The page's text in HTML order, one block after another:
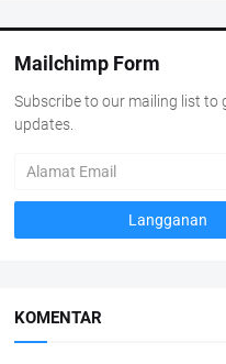
Mailchimp Form
Subscribe to our mailing list to
updates.
KOMENTAR